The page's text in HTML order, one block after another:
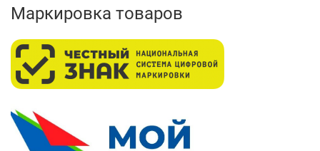
Маркировка товаров